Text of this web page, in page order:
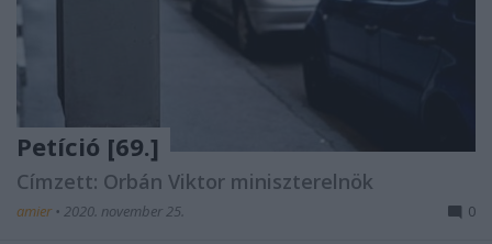
Petíció [69.]
Címzett: Orbán Viktor miniszterelnök
amier • 2020. november 25. 0